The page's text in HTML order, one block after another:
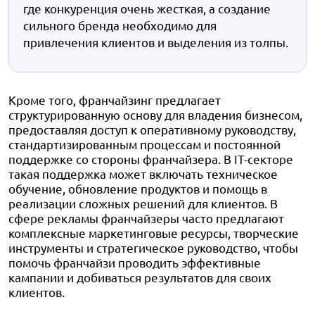
где конкуренция очень жесткая, а создание
сильного бренда необходимо для
привлечения клиентов и выделения из толпы.
Кроме того, франчайзинг предлагает
структурированную основу для владения бизнесом,
предоставляя доступ к оперативному руководству,
стандартизированным процессам и постоянной
поддержке со стороны франчайзера. В IT-секторе
такая поддержка может включать техническое
обучение, обновление продуктов и помощь в
реализации сложных решений для клиентов. В
сфере рекламы франчайзеры часто предлагают
комплексные маркетинговые ресурсы, творческие
инструменты и стратегическое руководство, чтобы
помочь франчайзи проводить эффективные
кампании и добиваться результатов для своих
клиентов.